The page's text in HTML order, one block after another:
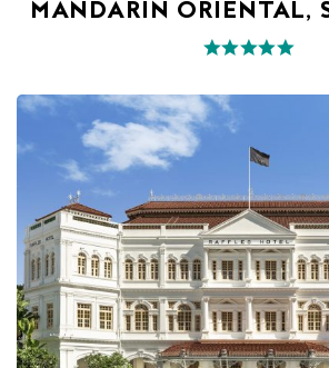
MANDARIN ORIENTAL,